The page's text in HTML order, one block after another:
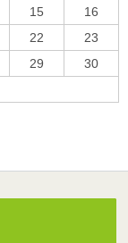
15
16
22
23
29
30